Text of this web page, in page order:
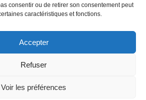
consentir ou de retirer son consentement peut
caractéristiques et fonctions.
Accepter
Refuser
Voir les préférences
mentions légales